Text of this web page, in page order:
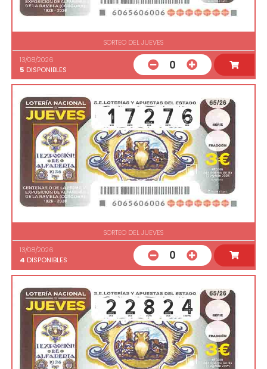
SORTEO DEL JUEVES
13/08/2026
5 DISPONIBLES 0
SORTEO DEL JUEVES
13/08/2026
4 DISPONIBLES 0